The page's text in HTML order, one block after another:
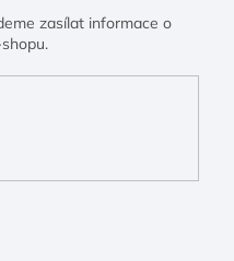
zasílat informace o